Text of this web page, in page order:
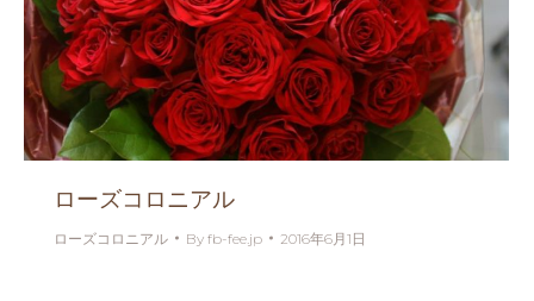
ローズコロニアル
ローズコロニアル By fb-fee.jp 2016年6月1日